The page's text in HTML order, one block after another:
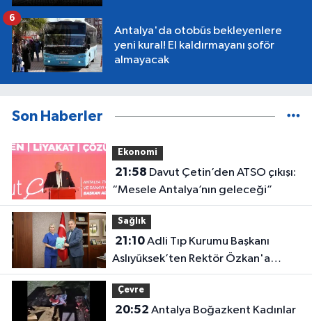
Antalya'da otobüs bekleyenlere
yeni kural! El kaldırmayanı şoför
almayacak
6
Son Haberler
Ekonomi
21:58
“Mesele Antalya’nın geleceği”
Sağlık
21:10Adli Tıp Kurumu Başkanı
Aslıyüksek’ten Rektör Özkan'a
davet
Çevre
20:52